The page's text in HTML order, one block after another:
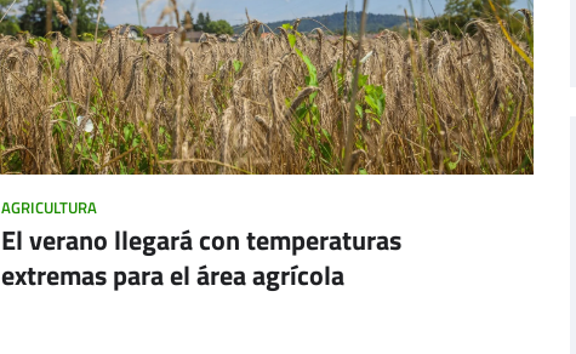
AGRICULTURA
El verano llegará con temperaturas
extremas para el área agrícola